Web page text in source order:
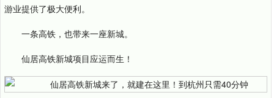
游业提供了极大便利。
一条高铁，也带来一座新城。
仙居高铁新城项目应运而生！